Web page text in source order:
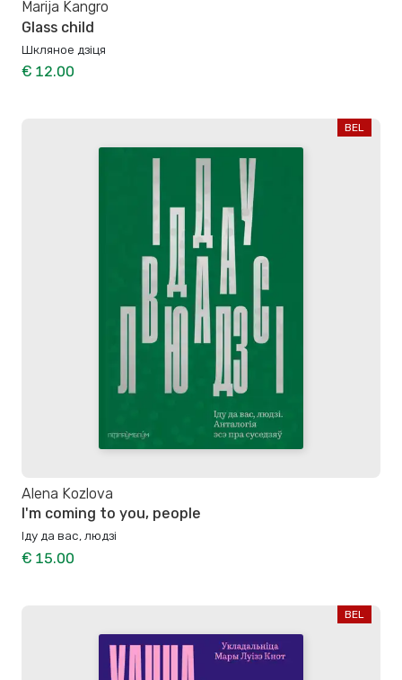
Marija Kangro
Glass child
Шкляное дзіця
€ 12.00
BEL
Аlena Kozlova
I'm coming to you, people
Іду да вас, людзі
€ 15.00
BEL